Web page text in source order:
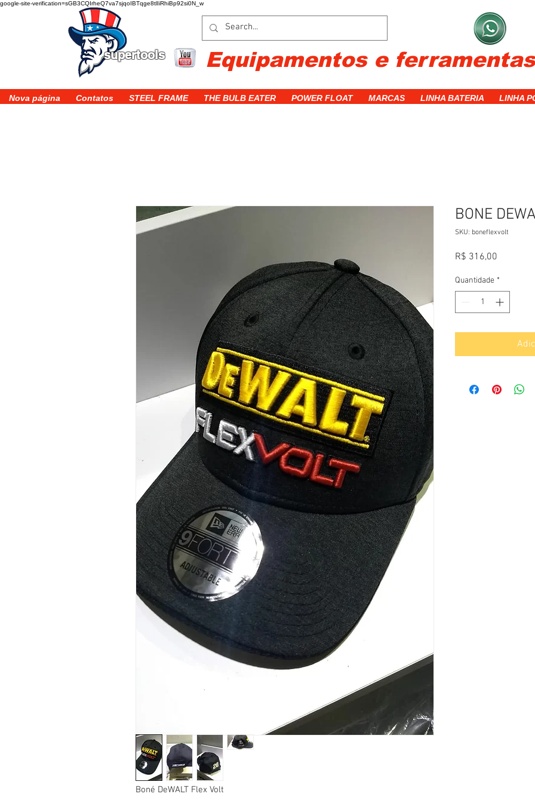
google-site-verification=sGB3CQIrheQ7va7sjqoIBTqge8tlIiRhiBp92si0N_w
supertools Equipamentos e
Nova página Contatos STEEL FRAME THE BULB EATER POWER FLOAT MARCAS LINHA BATERIA LINHA
Boné DeWALT Flex Volt
BONE
SKU: boneflexvolt
R$ 316,00
Quantidade *